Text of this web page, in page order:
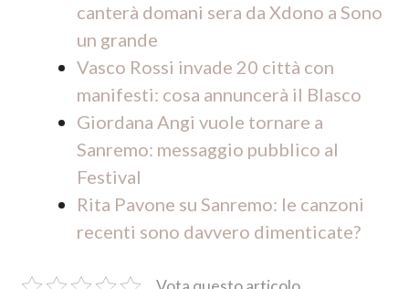
canterà domani sera da Xdono a Sono
un grande
Vasco Rossi invade 20 città con
manifesti: cosa annuncerà il Blasco
Giordana Angi vuole tornare a
Sanremo: messaggio pubblico al
Festival
Rita Pavone su Sanremo: le canzoni
recenti sono davvero dimenticate?